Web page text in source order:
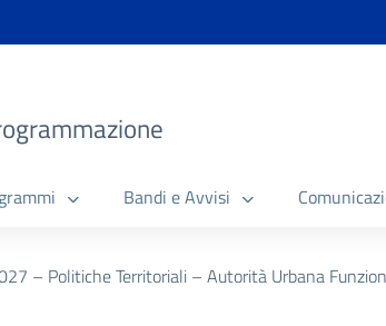
Bandi e Avvisi
– Politiche Territoriali – Autorità Urbana